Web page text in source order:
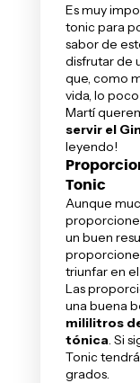
Es muy
tonic para
sabor de
disfrutar de
que, como
vida, lo
Martí
servir el
leyendo!
Tonic
Aunque
un buen
triunfar en
Las
una buena
mililitros
tónica. Si
Tonic
grados.